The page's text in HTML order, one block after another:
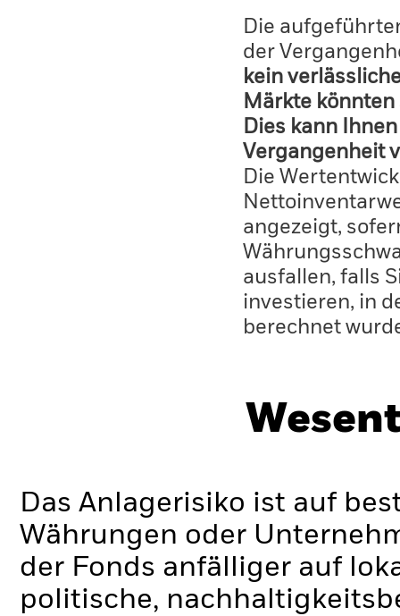
Die
der
kein
Märkte
Dies kann
Vergangenheit
Die
angezeigt,
ausfallen, falls
investieren, in
berechnet
Das Anlagerisiko ist auf
Währungen oder
der Fonds anfälliger auf
politische,